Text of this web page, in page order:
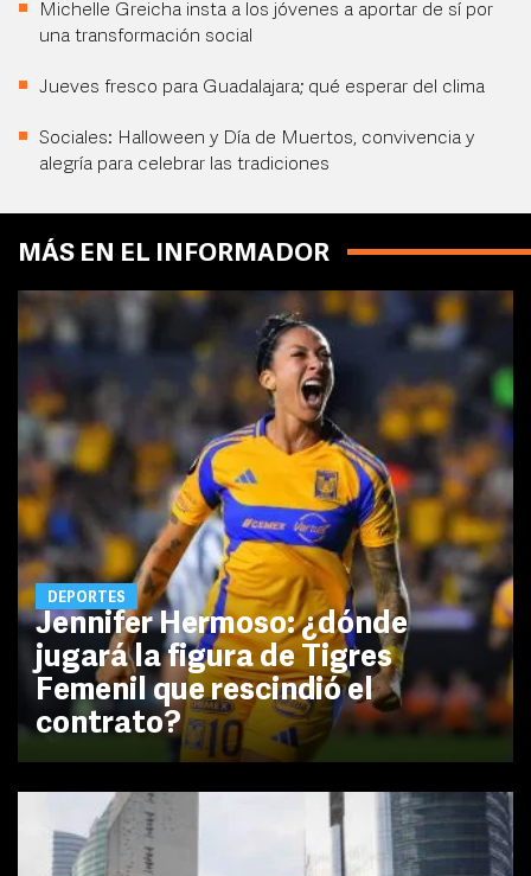
Michelle Greicha insta a los jóvenes a aportar de sí por
una transformación social
Jueves fresco para Guadalajara; qué esperar del clima
Sociales: Halloween y Día de Muertos, convivencia y
alegría para celebrar las tradiciones
MÁS EN EL INFORMADOR
DEPORTES
Jennifer Hermoso: ¿dónde
jugará la figura de Tigres
Femenil que rescindió el
contrato?